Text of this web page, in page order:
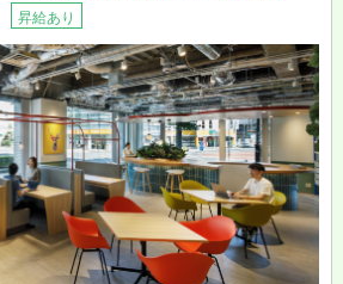
昇給あり